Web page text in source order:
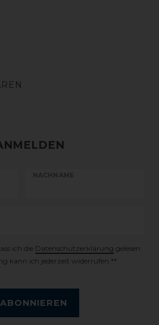
NACHNAME
ich die Daten­schutz­erklärung gelesen
kann ich jederzeit widerrufen.**
ABONNIEREN